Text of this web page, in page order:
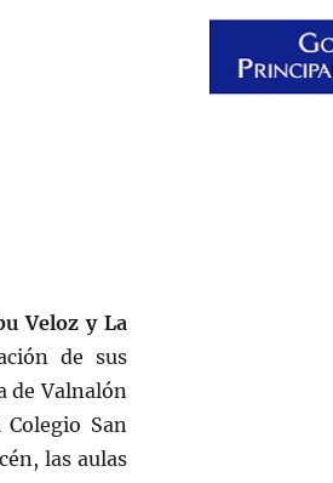
Veloz y La
de sus
de Valnalón
San
las aulas